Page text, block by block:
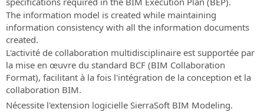
The information model is created while maintaining
information consistency with all the information documents
created.
L'activité de collaboration multidisciplinaire est supportée par
la mise en œuvre du standard BCF (BIM Collaboration
Format), facilitant à la fois l'intégration de la conception et la
collaboration BIM.
Nécessite l'extension logicielle SierraSoft BIM Modeling.